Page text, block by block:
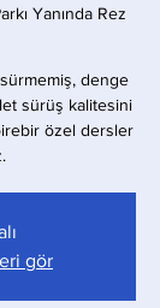
Yanında Rez
denge
sürüş kalitesini
özel dersler
gör